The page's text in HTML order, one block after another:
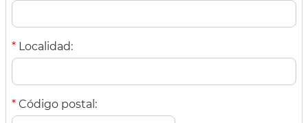
* Localidad:
* Código postal: